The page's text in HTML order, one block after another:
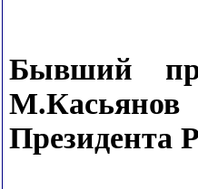
Бывший
М.Касьянов
Президента